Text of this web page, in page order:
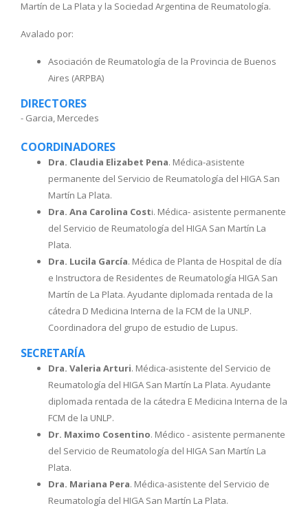
Martín de La Plata y la Sociedad Argentina de Reumatología.
Avalado por:
Asociación de Reumatología de la Provincia de Buenos
Aires (ARPBA)
DIRECTORES
- Garcia, Mercedes
COORDINADORES
Dra. Claudia Elizabet Pena. Médica-asistente
permanente del Servicio de Reumatología del HIGA San
Martín La Plata.
Dra. Ana Carolina Costi. Médica- asistente permanente
del Servicio de Reumatología del HIGA San Martín La
Plata.
Dra. Lucila García. Médica de Planta de Hospital de día
e Instructora de Residentes de Reumatología HIGA San
Martín de La Plata. Ayudante diplomada rentada de la
cátedra D Medicina Interna de la FCM de la UNLP.
Coordinadora del grupo de estudio de Lupus.
SECRETARÍA
Dra. Valeria Arturi. Médica-asistente del Servicio de
Reumatología del HIGA San Martín La Plata. Ayudante
diplomada rentada de la cátedra E Medicina Interna de la
FCM de la UNLP.
Dr. Maximo Cosentino. Médico - asistente permanente
del Servicio de Reumatología del HIGA San Martín La
Plata.
Dra. Mariana Pera. Médica-asistente del Servicio de
Reumatología del HIGA San Martín La Plata.